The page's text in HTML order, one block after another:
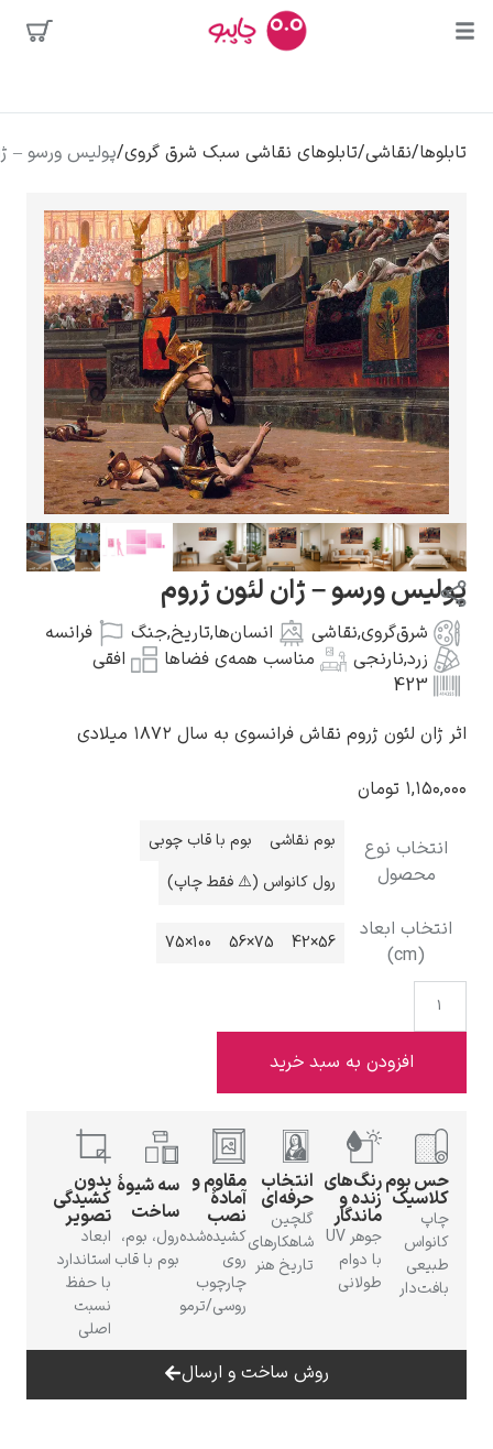
دالی
محبوب‌ترین
هنرمندان
کلود مونه
ونسان ون گوگ
گوستاو کلیمت
ادوارد مونک
کامی پیسارو
ادوارد هاپر
ادگار دگا
/تابلوهای نقاشی سبک شرق گروی/پولیس ورسو – ژان لئون ژروم
ورسو – ژان لئون ژروم
,نقاشی انسان‌ها,تاریخ,جنگ
فرانسه
نارنجی
مناسب همه‌ی فضاها
افقی
ژروم نقاش فرانسوی به سال ۱۸۷۲ میلادی
تومان
بوم نقاشی
بوم با قاب چوبی
رول کانواس (⚠️ فقط چاپ)
56×42
100×75
به سبد خرید
رنگ‌های
زنده و
ماندگار
جوهر UV
با دوام
طولانی
انتخاب
حرفه‌ای
گلچین
شاهکارهای
تاریخ هنر
مقاوم و
آمادهٔ
نصب
کشیده‌شده
روی
چارچوب
سه شیوهٔ
ساخت
رول، بوم،
بوم با قاب
بدون
کشیدگی
تصویر
ابعاد
استاندارد
با حفظ
نسبت
روش ساخت و ارسال